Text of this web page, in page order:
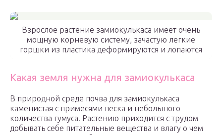
Взрослое растение замиокулькаса имеет очень
мощную корневую систему, зачастую легкие
горшки из пластика деформируются и лопаются
Какая земля нужна для замиокулькаса
В природной среде почва для замиокулькаса
каменистая с примесями песка и небольшого
количества гумуса. Растению приходится с трудом
добывать себе питательные вещества и влагу о чем